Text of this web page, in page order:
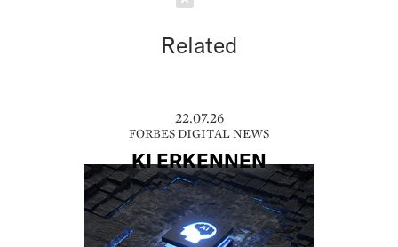
Related
22.07.26
FORBES DIGITAL NEWS
KI ERKENNEN